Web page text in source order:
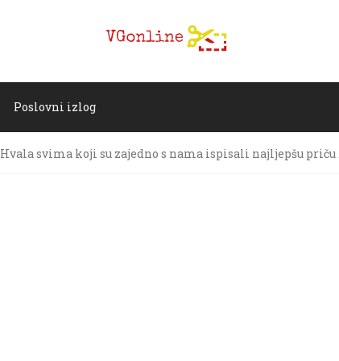
Poslovni izlog
Hvala svima koji su zajedno s nama ispisali najljepšu priču